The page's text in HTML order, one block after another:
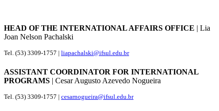
HEAD OF THE INTERNATIONAL AFFAIRS OFFICE | Lia
Joan Nelson Pachalski
Tel. (53) 3309-1757 | liapachalski@ifsul.edu.br
ASSISTANT COORDINATOR FOR INTERNATIONAL
PROGRAMS | Cesar Augusto Azevedo Nogueira
Tel. (53) 3309-1757 | cesarnogueira@ifsul.edu.br